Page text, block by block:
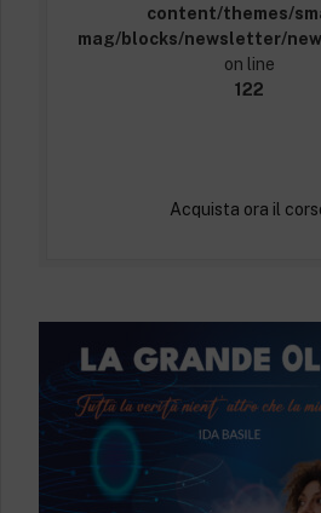
content/themes/
mag/blocks/newsletter/
on line
122
Acquista ora il